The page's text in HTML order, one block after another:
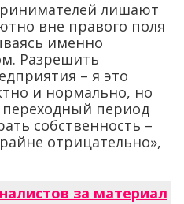
лишают
вне правого поля
именно
Разрешить
– я это
и нормально, но
период
собственность –
отрицательно»,
за материал